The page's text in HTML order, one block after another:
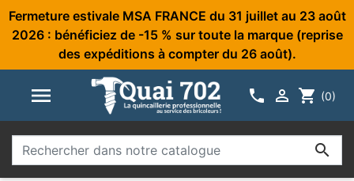
Fermeture estivale MSA FRANCE du 31 juillet au 23 août
2026 : bénéficiez de -15 % sur toute la marque (reprise
des expéditions à compter du 26 août).
   shopping_cart (0)
